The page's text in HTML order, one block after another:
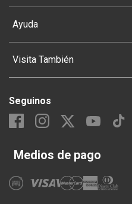
Ayuda
Visita También
Seguinos
Medios de pago